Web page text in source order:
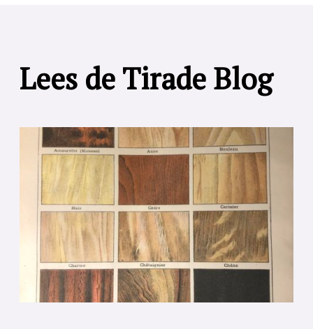
Lees de Tirade Blog